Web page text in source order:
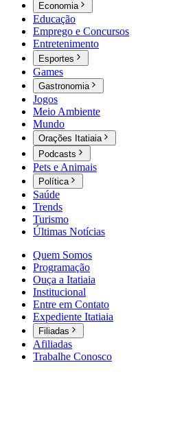
Economia
Educação
Emprego e Concursos
Entretenimento
Esportes
Games
Gastronomia
Jogos
Meio Ambiente
Mundo
Orações Itatiaia
Podcasts
Pets e Animais
Política
Saúde
Trends
Turismo
Últimas Notícias
Quem Somos
Programação
Ouça a Itatiaia
Institucional
Entre em Contato
Expediente Itatiaia
Filiadas
Afiliadas
Trabalhe Conosco